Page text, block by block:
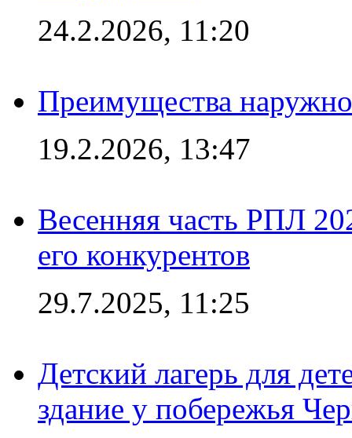
24.2.2026, 11:20
Преимущества
19.2.2026, 13:47
Весенняя часть РПЛ
его конкурентов
29.7.2025, 11:25
Детский лагерь для
здание у побережья